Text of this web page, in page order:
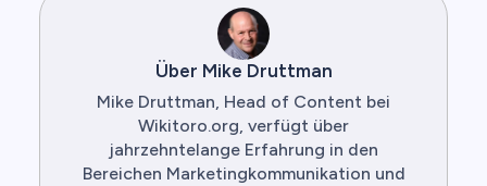
Über Mike Druttman
Mike Druttman, Head of Content bei
Wikitoro.org, verfügt über
jahrzehntelange Erfahrung in den
Bereichen Marketingkommunikation und